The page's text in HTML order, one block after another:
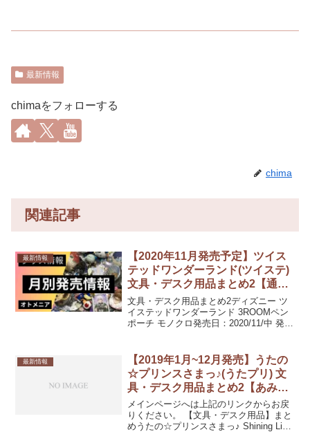
最新情報
chimaをフォローする
chima
関連記事
最新情報
【2020年11月発売予定】ツイス
テッドワンダーランド(ツイステ)
文具・デスク用品まとめ2【通販
予約】
文具・デスク用品まとめ2ディズニー ツ
イステッドワンダーランド 3ROOMペン
ポーチ モノクロ発売日：2020/11/中 発売
日：2020/11/中 発売予定ディ...
最新情報
【2019年1月~12月発売】うたの
☆プリンスさまっ♪(うたプリ) 文
具・デスク用品まとめ2【あみあ
み通販予約】
メインページへは上記のリンクからお戻
りください。 【文具・デスク用品】まと
めうたの☆プリンスさまっ♪ Shining Live